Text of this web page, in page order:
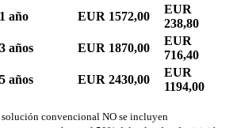
año
EUR 1572,00
EUR
238,80
años
EUR 1870,00
EUR
716,40
años
EUR 2430,00
EUR
1194,00
solución convencional NO se incluyen